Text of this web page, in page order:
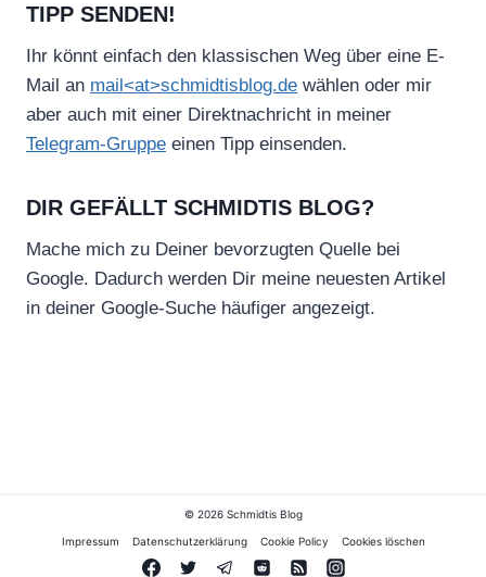
TIPP SENDEN!
Ihr könnt einfach den klassischen Weg über eine E-
Mail an mail<at>schmidtisblog.de wählen oder mir
aber auch mit einer Direktnachricht in meiner
Telegram-Gruppe einen Tipp einsenden.
DIR GEFÄLLT SCHMIDTIS BLOG?
Mache mich zu Deiner bevorzugten Quelle bei
Google. Dadurch werden Dir meine neuesten Artikel
in deiner Google-Suche häufiger angezeigt.
© 2026 Schmidtis Blog
Impressum Datenschutzerklärung Cookie Policy Cookies löschen